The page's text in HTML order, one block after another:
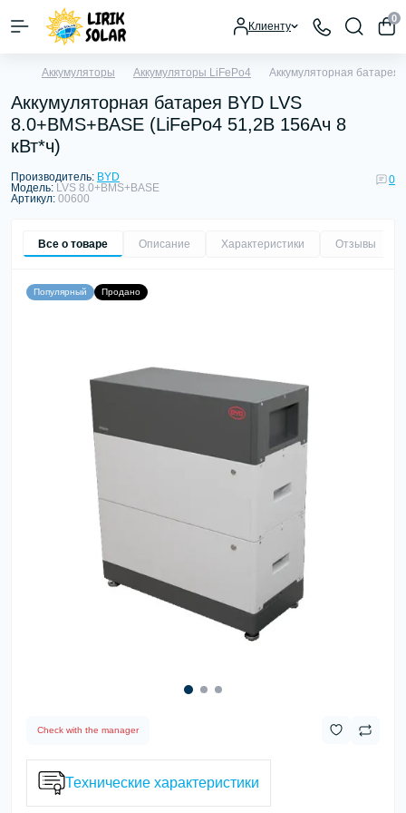
Клиенту
0
Аккумуляторы Аккумуляторы LiFePo4 Аккумуляторная батарея
Аккумуляторная батарея BYD LVS
8.0+BMS+BASE (LiFePo4 51,2В 156Aч 8
кВт*ч)
Производитель: BYD
Модель: LVS 8.0+BMS+BASE
Артикул: 00600
0
Все о товаре Описание Характеристики Отзывы
Популярный Продано
Check with the manager
Технические характеристики